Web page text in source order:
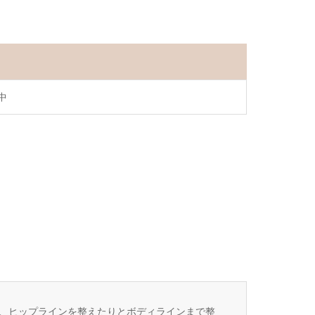
ヒップラインを整えたりとボディラインまで整